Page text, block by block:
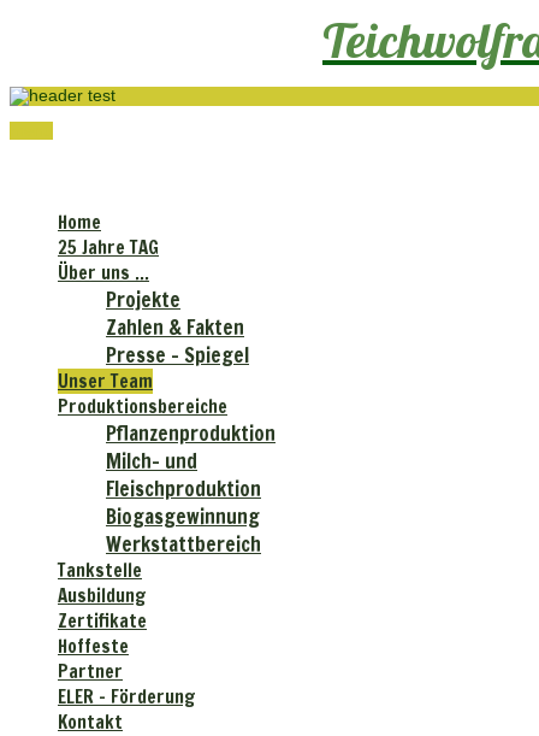
Home
25 Jahre TAG
Über uns ...
Projekte
Zahlen & Fakten
Presse - Spiegel
Unser Team
Produktionsbereiche
Pflanzenproduktion
Milch- und
Fleischproduktion
Biogasgewinnung
Werkstattbereich
Tankstelle
Ausbildung
Zertifikate
Hoffeste
Partner
ELER - Förderung
Kontakt